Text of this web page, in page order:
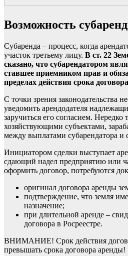
Возможность
Субаренда – процесс, когда
участок третьему лицу. В ст. 22
сказано, что субарендатором
ставшее приемником прав и
пределах действия срока
С точки зрения законодательства
уведомить арендодателя
заручиться его согласием. Нередко
хозяйствующими субъектами,
между выплатами субарендатора и
Инициатором сделки выступает
сдающий надел предприятию или
оформить договор, потребуются
оригинал договора аренды
подтверждение, что земля
назначение;
при длительной аренде –
договора в Росреестре.
ВНИМАНИЕ! Срок действия
превышать срока договора аренды!